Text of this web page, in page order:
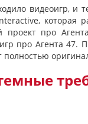
видеоигр, и
которая
проект про
про Агента 47.